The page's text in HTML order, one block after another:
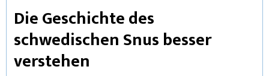
Die Geschichte des
schwedischen Snus besser
verstehen